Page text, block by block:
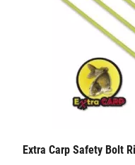
Extra Carp Safety Bolt